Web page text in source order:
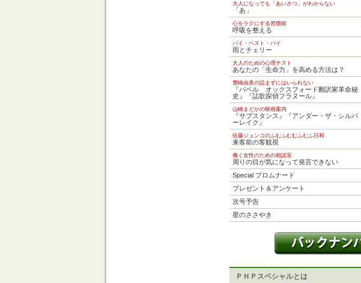
大人になっても「あいさつ」がわからない
「あ」
心をラクにする習慣術
呼吸を整える
バイ・ベスト・バイ
雨とチェリー
大人のための心理テスト
あなたの「生命力」を高める方法は？
豊崎由美の読まずにはいられない
『バベル オックスフォード翻訳家革命秘
史』『誌歌探偵フラヌール』
山崎まどかの映画案内
『サブスタンス』『アンダー・ザ・シルバ
ーレイク』
佐藤ジュンコのふむふむむふむふ日和
来客前の客観視
働く女性のための相談室
周りの目が気になって発言できない
Special プロムナード
プレゼント＆アンケート
次号予告
星のささやき
ＰＨＰスペシャルとは